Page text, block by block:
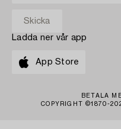
Ladda ner vår app
App Store
BETALA
COPYRIGHT ©1870-